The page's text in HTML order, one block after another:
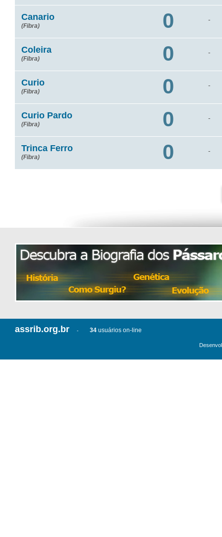
Canario
(Fibra) 0 -
Coleira
(Fibra) 0 -
Curio
(Fibra) 0 -
Curio Pardo
(Fibra) 0 -
Trinca Ferro
(Fibra) 0 -
assrib.org.br - 34 usuários on-line